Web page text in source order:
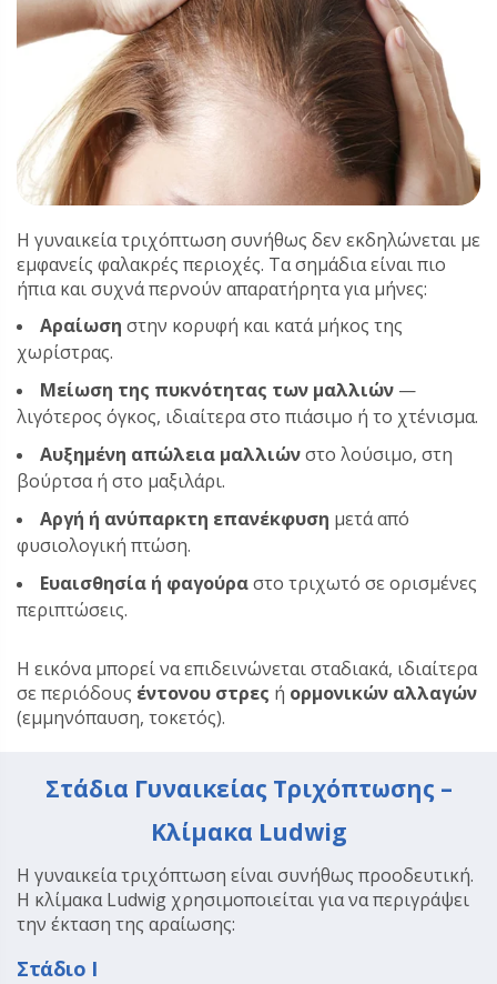
Η γυναικεία τριχόπτωση συνήθως δεν εκδηλώνεται με
εμφανείς φαλακρές περιοχές. Τα σημάδια είναι πιο
ήπια και συχνά περνούν απαρατήρητα για μήνες:
Αραίωση στην κορυφή και κατά μήκος της
χωρίστρας.
Μείωση της πυκνότητας των μαλλιών —
λιγότερος όγκος, ιδιαίτερα στο πιάσιμο ή το χτένισμα.
Αυξημένη απώλεια μαλλιώνστο λούσιμο, στη
βούρτσα ή στο μαξιλάρι.
Αργή ή ανύπαρκτη επανέκφυση μετά από
φυσιολογική πτώση.
Ευαισθησία ή φαγούραστο τριχωτό σε ορισμένες
περιπτώσεις.
Η εικόνα μπορεί να επιδεινώνεται σταδιακά, ιδιαίτερα
σε περιόδους έντονου στρες ή ορμονικών αλλαγών
(εμμηνόπαυση, τοκετός).
Στάδια Γυναικείας Τριχόπτωσης –
Κλίμακα Ludwig
Η γυναικεία τριχόπτωση είναι συνήθως προοδευτική.
Η κλίμακα Ludwig χρησιμοποιείται για να περιγράψει
την έκταση της αραίωσης:
Στάδιο I